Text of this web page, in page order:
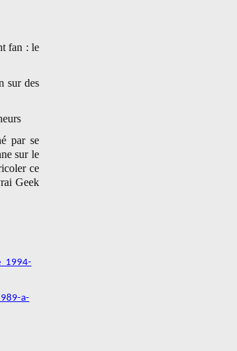
fan : le
sur des
par se
sur le
ce
Geek
a-